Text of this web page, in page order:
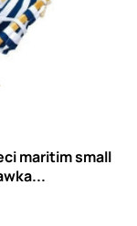
maritim small